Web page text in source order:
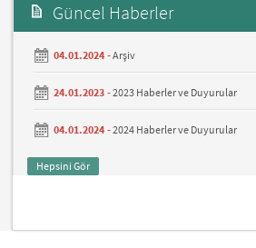
Güncel Haberler
04.01.2024 -Arşiv
24.01.2023 -2023 Haberler ve Duyurular
04.01.2024 -2024 Haberler ve Duyurular
Hepsini Gör